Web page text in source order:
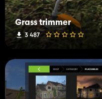
Grass trimmer
3 487